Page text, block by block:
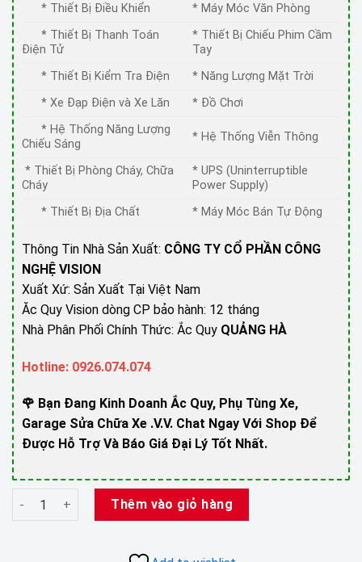
* Thiết Bị Điều Khiển
* Máy Móc Văn Phòng
* Thiết Bị Thanh Toán
Điện Tử
* Thiết Bị Chiếu Phim Cầm
Tay
* Thiết Bị Kiểm Tra Điện
* Năng Lượng Mặt Trời
* Xe Đạp Điện và Xe Lăn
* Đồ Chơi
* Hệ Thống Năng Lượng
Chiếu Sáng
* Hệ Thống Viễn Thông
* Thiết Bị Phòng Cháy, Chữa
Cháy
* UPS (Uninterruptible
Power Supply)
* Thiết Bị Địa Chất
* Máy Móc Bán Tự Động
Thông Tin Nhà Sản Xuất: CÔNG TY CỔ PHẦN CÔNG
NGHỆ VISION
Xuất Xứ: Sản Xuất Tại Việt Nam
Ăc Quy Vision dòng CP bảo hành: 12 tháng
Nhà Phân Phối Chính Thức: Ắc Quy QUẢNG HÀ
Hotline: 0926.074.074
🌹 Bạn Đang Kinh Doanh Ắc Quy, Phụ Tùng Xe,
Garage Sửa Chữa Xe .V.V. Chat Ngay Với Shop Để
Được Hỗ Trợ Và Báo Giá Đại Lý Tốt Nhất.
Ắc Quy Vision 12V-7Ah CP1270 - Chuyên Dùng Cho Nguồn
Thêm vào giỏ hàng